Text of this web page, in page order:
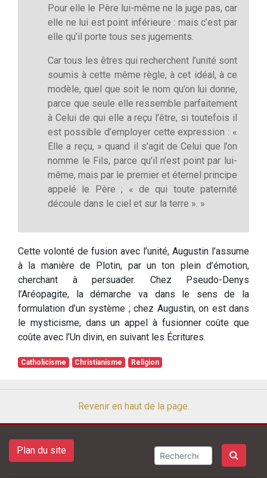
Pour elle le Père lui-même ne la juge pas, car
elle ne lui est point inférieure : mais c’est par
elle qu’il porte tous ses jugements.
Car tous les êtres qui recherchent l’unité sont
soumis à cette même règle, à cet idéal, à ce
modèle, quel que soit le nom qu’on lui donne,
parce que seule elle ressemble parfaitement
à Celui de qui elle a reçu l’être, si toutefois il
est possible d’employer cette expression : «
Elle a reçu, » quand il s’agit de Celui que l’on
nomme le Fils, parce qu’il n’est point par lui-
même, mais par le premier et éternel principe
appelé le Père ; « de qui toute paternité
découle dans le ciel et sur la terre ». »
Cette volonté de fusion avec l’unité, Augustin l’assume
à la manière de Plotin, par un ton plein d’émotion,
cherchant à persuader. Chez Pseudo-Denys
l’Aréopagite, la démarche va dans le sens de la
formulation d’un système ; chez Augustin, on est dans
le mysticisme, dans un appel à fusionner coûte que
coûte avec l’Un divin, en suivant les Écritures.
Catholicisme Christianisme Religion
Revenir en haut de la page.
Plan du site